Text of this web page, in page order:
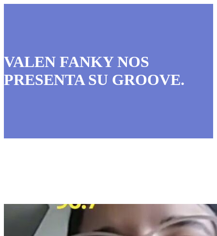
VALEN FANKY NOS
PRESENTA SU GROOVE.